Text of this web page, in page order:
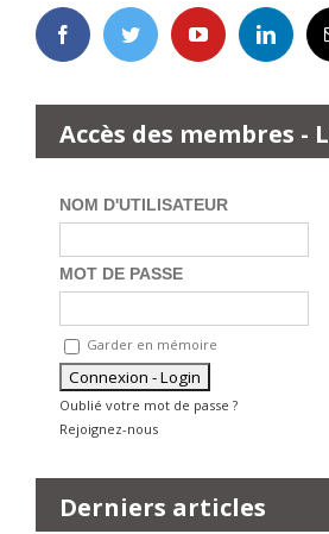
Accès des membres -
NOM D'UTILISATEUR
MOT DE PASSE
Garder en mémoire
Oublié votre mot de passe ?
Rejoignez-nous
Derniers articles